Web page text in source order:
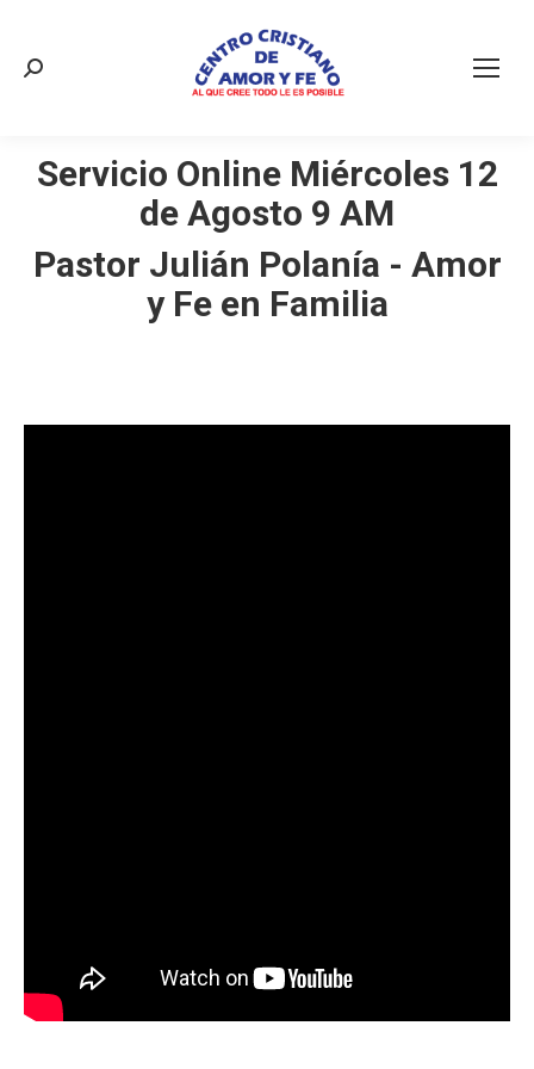
Buscar:
Servicio Online Miércoles 12
de Agosto 9 AM
Pastor Julián Polanía - Amor
y Fe en Familia